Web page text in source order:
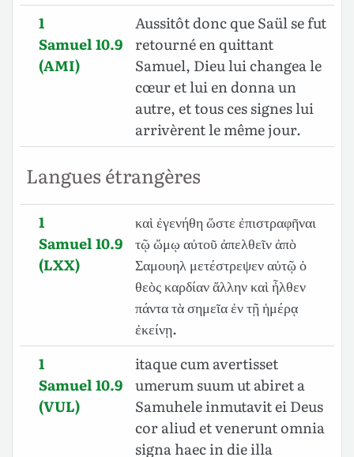
1
Samuel 10.9
(AMI)
Aussitôt donc que Saül se fut
retourné en quittant
Samuel, Dieu lui changea le
cœur et lui en donna un
autre, et tous ces signes lui
arrivèrent le même jour.
Langues étrangères
1
Samuel 10.9
(LXX)
καὶ ἐγενήθη ὥστε ἐπιστραφῆναι
τῷ ὤμῳ αὐτοῦ ἀπελθεῖν ἀπὸ
Σαμουηλ μετέστρεψεν αὐτῷ ὁ
θεὸς καρδίαν ἄλλην καὶ ἦλθεν
πάντα τὰ σημεῖα ἐν τῇ ἡμέρᾳ
ἐκείνῃ.
1
Samuel 10.9
(VUL)
itaque cum avertisset
umerum suum ut abiret a
Samuhele inmutavit ei Deus
cor aliud et venerunt omnia
signa haec in die illa